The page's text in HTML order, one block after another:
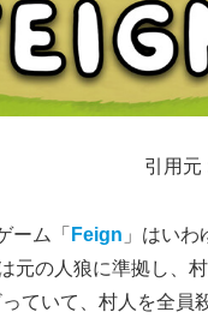
引用元
ーム「 Feign 」はい
元の人狼に準拠し、
ていて、村人を全員